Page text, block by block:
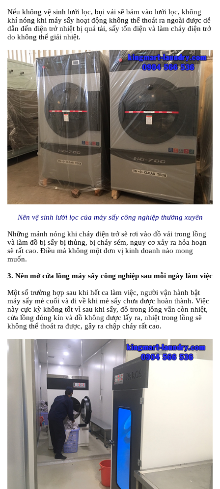
Nếu không vệ sinh lưới lọc, bụi vải sẽ bám vào lưới lọc, không
khí nóng khi máy sấy hoạt động không thể thoát ra ngoài được dễ
dẫn đến điện trở nhiệt bị quá tải, sấy tốn điện và làm cháy điện trở
do không thể giải nhiệt.
Nên vệ sinh lưới lọc của máy sấy công nghiệp thường xuyên
Những mảnh nóng khi cháy điện trở sẽ rơi vào đồ vải trong lồng
và làm đồ bị sấy bị thủng, bị cháy sém, nguy cơ xảy ra hỏa hoạn
sẽ rất cao. Điều mà không một đơn vị kinh doanh nào mong
muốn.
3. Nên mở cửa lồng máy sấy công nghiệp sau mỗi ngày làm việc
Một số trường hợp sau khi hết ca làm việc, người vận hành bật
máy sấy mẻ cuối và đi về khi mẻ sấy chưa được hoàn thành. Việc
này cực kỳ không tốt vì sau khi sấy, đồ trong lồng vẫn còn nhiệt,
cửa lồng đóng kín và đồ không được lấy ra, nhiệt trong lồng sẽ
không thể thoát ra được, gây ra chập cháy rất cao.